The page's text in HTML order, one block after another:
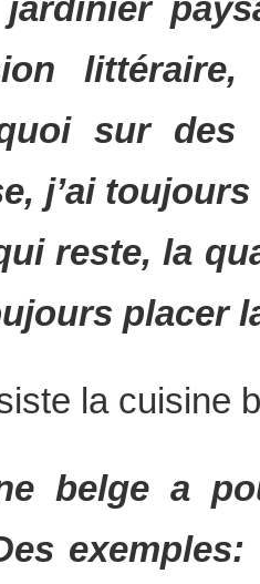
sur des
j’ai
reste, la
placer
la cuisine
belge a